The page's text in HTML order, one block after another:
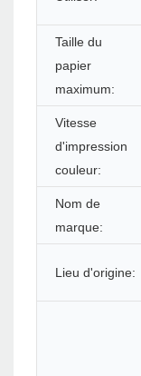
Taille du
papier
maximum:
Vitesse
d'impression
couleur:
Nom de
marque:
Lieu d'origine: